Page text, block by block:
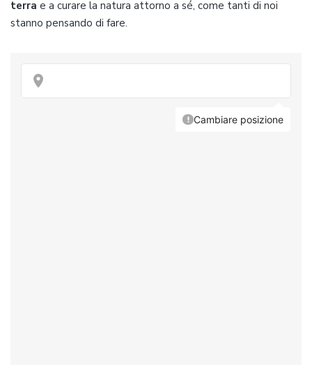
terra e a curare la natura attorno a sé, come tanti di noi
stanno pensando di fare.